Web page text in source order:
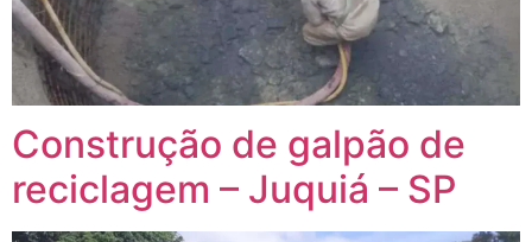
Construção de galpão de
reciclagem – Juquiá – SP